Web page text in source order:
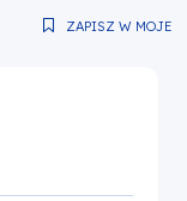
ZAPISZ W MOJE